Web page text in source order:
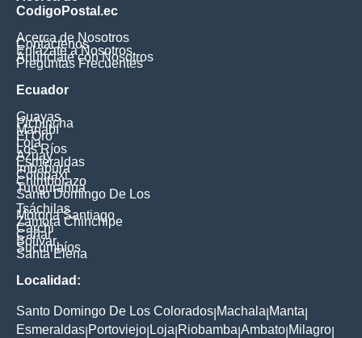
CodigoPostal.ec
Acerca de Nosotros
Contáctenos
Enlázate a Nosotros
Anúnciate con Nosotros
Preguntas Frecuentes
Ecuador
Guayas
Pichincha
Manabí
El Oro
Loja
Los Ríos
Azuay
Esmeraldas
Imbabura
Cotopaxi
Chimborazo
Tungurahua
Santo Domingo De Los
Tsáchilas
Morona Santiago
Zamora Chinchipe
Carchi
Cañar
Bolívar
Sucumbíos
Santa Elena
Localidad:
Santo Domingo De Los Colorados Machala Manta
Esmeraldas Portoviejo Loja Riobamba Ambato Milagro